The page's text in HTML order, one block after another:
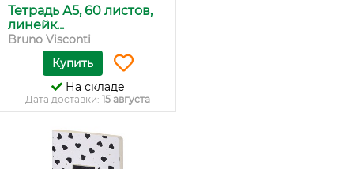
Тетрадь А5, 60 листов,
линейк...
Bruno Visconti
Купить
На складе
Дата доставки: 15 августа